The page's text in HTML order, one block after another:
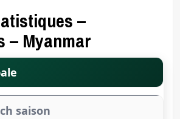
–
– Myanmar
saison